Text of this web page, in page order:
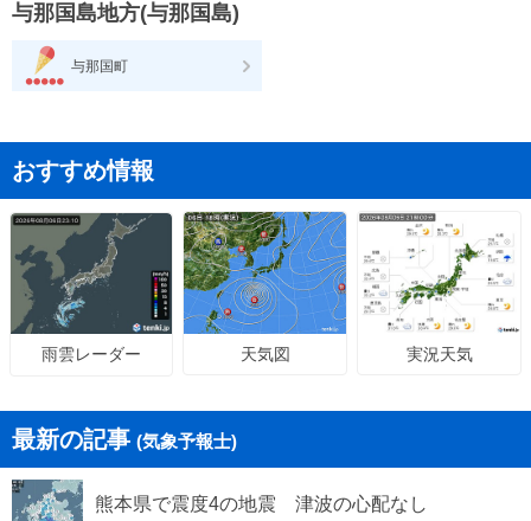
与那国島地方(与那国島)
与那国町
おすすめ情報
雨雲レーダー 天気図 実況天気
最新の記事 (気象予報士)
熊本県で震度4の地震 津波の心配なし